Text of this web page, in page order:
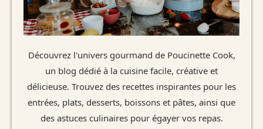
Découvrez l'univers gourmand de Poucinette Cook,
un blog dédié à la cuisine facile, créative et
délicieuse. Trouvez des recettes inspirantes pour les
entrées, plats, desserts, boissons et pâtes, ainsi que
des astuces culinaires pour égayer vos repas.